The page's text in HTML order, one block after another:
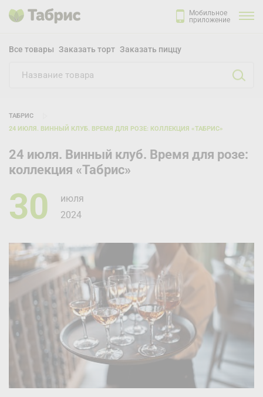
Мобильное
приложение
Все товары Заказать торт Заказать пиццу
ТАБРИС
24 ИЮЛЯ. ВИННЫЙ КЛУБ. ВРЕМЯ ДЛЯ РОЗЕ: КОЛЛЕКЦИЯ «ТАБРИС»
24 июля. Винный клуб. Время для розе:
коллекция «Табрис»
30
июля
2024